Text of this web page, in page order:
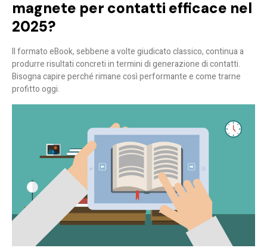
magnete per contatti efficace nel
2025?
Il formato eBook, sebbene a volte giudicato classico, continua a
produrre risultati concreti in termini di generazione di contatti.
Bisogna capire perché rimane così performante e come trarne
profitto oggi.